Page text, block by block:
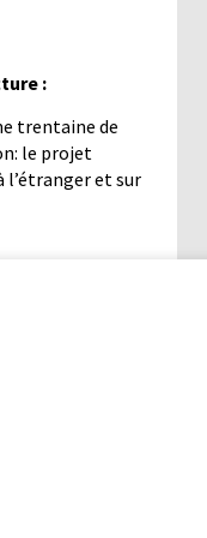
:
trentaine de
le projet
l’étranger et sur